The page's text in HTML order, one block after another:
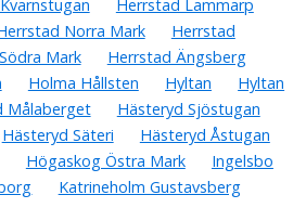
Herrstad Lammarp
Norra Mark
Herrstad
Mark
Herrstad Ängsberg
Holma Hållsten Hyltan
Hyltan
Målaberget
Hästeryd Sjöstugan
Hästeryd Säteri
Hästeryd Åstugan
Högaskog Östra Mark
Ingelsbo
Katrineholm Gustavsberg